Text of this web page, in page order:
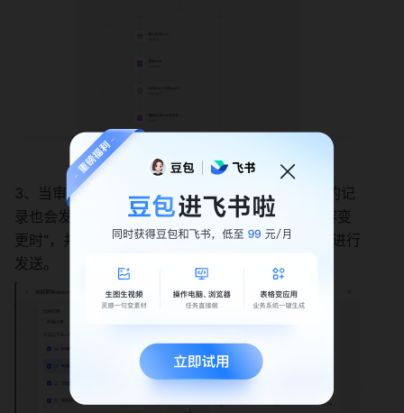
3、当审批实例数据发生变更时，多维表格中对应的记
录也会发生变化。因此，我们将自动选择"记录内容变
更时"，并使用步骤 2 中集成流所设置的webhook进行
发送。